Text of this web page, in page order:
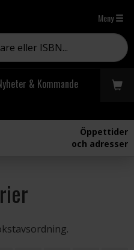
Meny
& Kommande
Öppettider
och adresser